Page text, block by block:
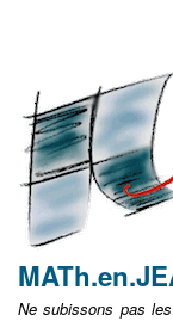
non
identifié
Ne subissons pas